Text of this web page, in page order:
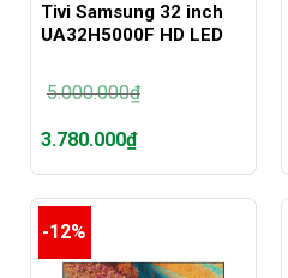
Tivi Samsung 32 inch
UA32H5000F HD LED
5.000.000₫
gốc
là:
3.780.000₫
Giá
hiện
là:
3.780.000₫.
-12%